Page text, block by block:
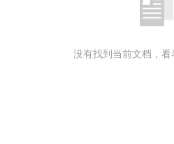
没有找到当前文档，看